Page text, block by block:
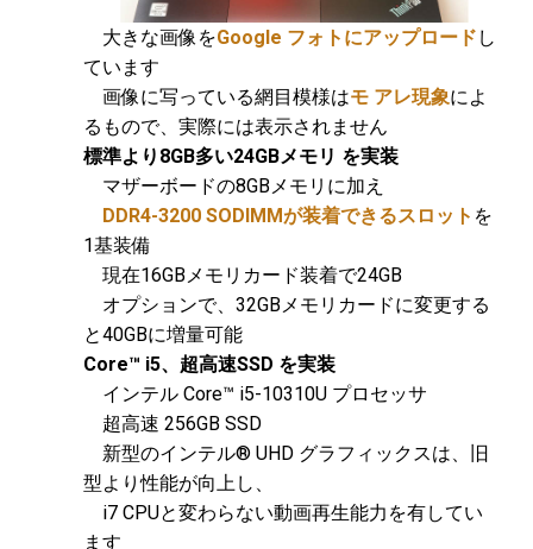
大きな画像をGoogle フォトにアップロード し
ています
画像に写っている網目模様はモ アレ現象によ
るもので、実際には表示されません
標準より8GB多い24GBメモリ を実装
マザーボードの8GBメモリに加え
DDR4-3200 SODIMMが装着できるスロット を
1基装備
現在16GBメモリカード装着で24GB
オプションで、32GBメモリカードに変更する
と40GBに増量可能
Core™ i5、超高速SSD を実装
インテル Core™ i5-10310U プロセッサ
超高速 256GB SSD
新型のインテル® UHD グラフィックスは、旧
型より性能が向上し、
i7 CPUと変わらない動画再生能力を有してい
ます